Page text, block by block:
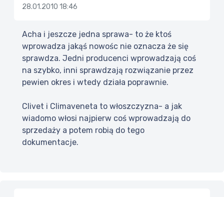
28.01.2010 18:46
Acha i jeszcze jedna sprawa- to że ktoś
wprowadza jakąś nowośc nie oznacza że się
sprawdza. Jedni producenci wprowadzają coś
na szybko, inni sprawdzają rozwiązanie przez
pewien okres i wtedy działa poprawnie.
Clivet i Climaveneta to włoszczyzna- a jak
wiadomo włosi najpierw coś wprowadzają do
sprzedaży a potem robią do tego
dokumentacje.